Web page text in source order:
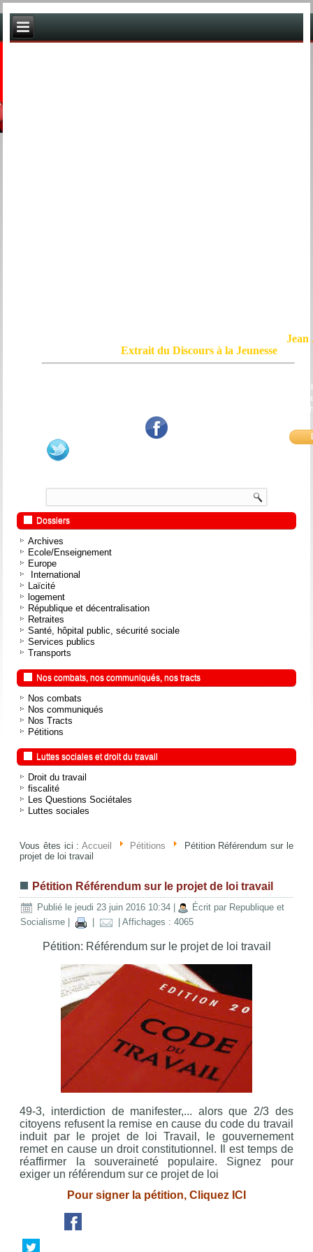
Jean
Extrait du Discours à la Jeunesse
mensonge triomphant qui passe, et de ne pas faire écho, de notre
bouche et de nos mains aux applaudissements imbéciles et aux
Dossiers
Archives
Ecole/Enseignement
Europe
International
Laïcité
logement
République et décentralisation
Retraites
Santé, hôpital public, sécurité sociale
Services publics
Transports
Nos combats, nos communiqués, nos tracts
Nos combats
Nos communiqués
Nos Tracts
Pétitions
Luttes sociales et droit du travail
Droit du travail
fiscalité
Les Questions Sociétales
Luttes sociales
Vous êtes ici :Accueil Pétitions
Pétition Référendum sur le
projet de loi travail
Pétition Référendum sur le projet de loi travail
Publié le jeudi 23 juin 2016 10:34
Écrit par Republique et
Socialisme
| Affichages : 4065
Pétition: Référendum sur le projet de loi travail
49-3, interdiction de manifester,... alors que 2/3 des
citoyens refusent la remise en cause du code du travail
induit par le projet de loi Travail, le gouvernement
remet en cause un droit constitutionnel. Il est temps de
réaffirmer la souveraineté populaire. Signez pour
exiger un référendum sur ce projet de loi
Pour signer la pétition, Cliquez ICI